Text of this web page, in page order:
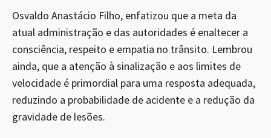
Osvaldo Anastácio Filho, enfatizou que a meta da
atual administração e das autoridades é enaltecer a
consciência, respeito e empatia no trânsito. Lembrou
ainda, que a atenção à sinalização e aos limites de
velocidade é primordial para uma resposta adequada,
reduzindo a probabilidade de acidente e a redução da
gravidade de lesões.